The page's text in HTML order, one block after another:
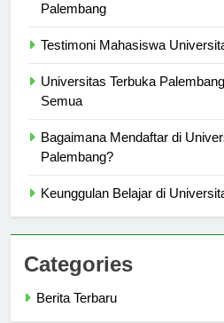
Peluang Karir Setelah Lulus
Universitas Terbuka
Bagaimana Mendaftar di
Categories